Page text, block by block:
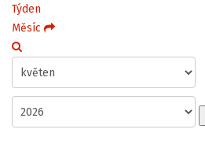
Týden
Měsíc